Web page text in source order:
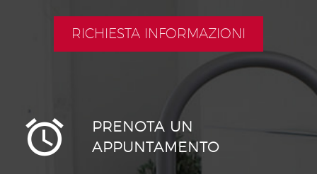
RICHIESTA INFORMAZIONI
PRENOTA UN
APPUNTAMENTO